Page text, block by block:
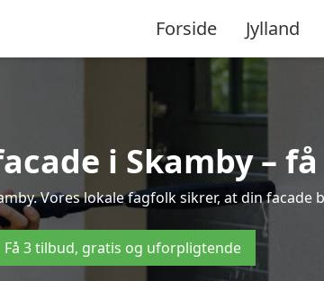
Forside Jylland
i Skamby –
Vores lokale fagfolk sikrer, at din
Få 3 tilbud, gratis og uforpligtende